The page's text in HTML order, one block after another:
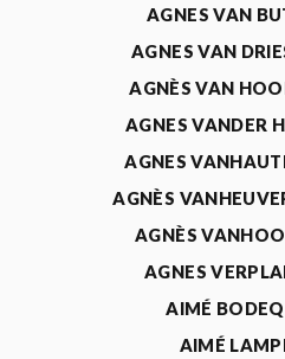
AGNES VAN
AGNES VAN
AGNÈS VAN
AGNES VANDER
AGNES
AGNÈS
AGNÈS
AGNES
AIMÉ
AIMÉ